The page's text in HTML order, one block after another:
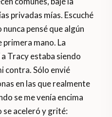
privadas mías. Escuché
pensé que algún
primera mano. La
Tracy estaba siendo
contra. Sólo envié
en las que realmente
se me venía encima
se aceleró y grité: